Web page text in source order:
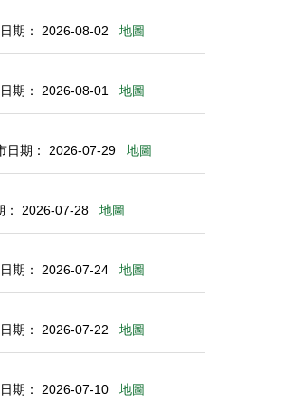
日期： 2026-08-02 地圖
日期： 2026-08-01 地圖
日期： 2026-07-29 地圖
： 2026-07-28 地圖
日期： 2026-07-24 地圖
日期： 2026-07-22 地圖
日期： 2026-07-10 地圖